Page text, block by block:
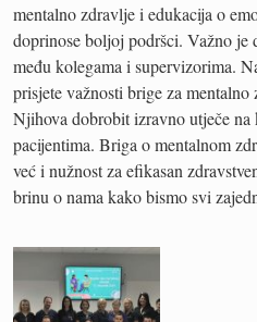
mentalno zdravlje i edukacija o
doprinose boljoj podršci. Važno je
među kolegama i supervizorima.
prisjete važnosti brige za
Njihova dobrobit izravno utječe
pacijentima. Briga o mentalnom
već i nužnost za efikasan
brinu o nama kako bismo svi